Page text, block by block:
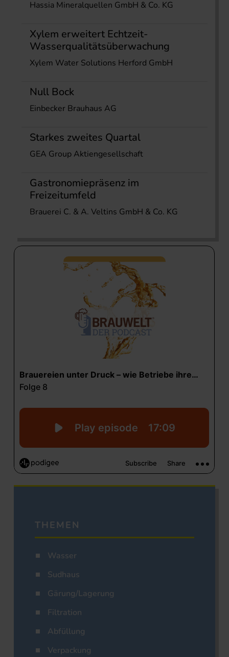
Hassia Mineralquellen GmbH & Co. KG
Xylem erweitert Echtzeit-
Wasserqualitätsüberwachung
Xylem Water Solutions Herford GmbH
Null Bock
Einbecker Brauhaus AG
Starkes zweites Quartal
GEA Group Aktiengesellschaft
Gastronomiepräsenz im
Freizeitumfeld
Brauerei C. & A. Veltins GmbH & Co. KG
THEMEN
Wasser
Sudhaus
Gärung/Lagerung
Filtration
Abfüllung
Verpackung